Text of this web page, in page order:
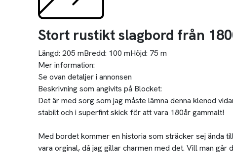
Stort rustikt slagbord från
Längd: 205 mBredd: 100 mHöjd: 75 m
Mer information:
Se ovan detaljer i annonsen
Beskrivning som angivits på Blocket:
Det är med sorg som jag måste lämna denna klenod
stabilt och i superfint skick för att vara 180år gammalt!
Med bordet kommer en historia som sträcker sej ända
vara orginal, då jag gillar charmen med det. Vill man